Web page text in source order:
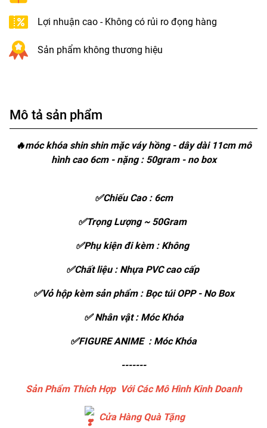
Lợi nhuận cao - Không có rủi ro đọng hàng
Sản phẩm không thương hiệu
Mô tả sản phẩm
🔥móc khóa shin shin mặc váy hồng - dây dài 11cm mô
hình cao 6cm - nặng : 50gram - no box
✅Chiếu Cao : 6cm
✅Trọng Lượng ~ 50Gram
✅Phụ kiện đi kèm : Không
✅Chất liệu : Nhựa PVC cao cấp
✅Vỏ hộp kèm sản phẩm : Bọc túi OPP - No Box
✅ Nhân vật : Móc Khóa
✅FIGURE ANIME : Móc Khóa
-------
Sản Phẩm Thích Hợp Với Các Mô Hình Kinh Doanh
Cửa Hàng Quà Tặng